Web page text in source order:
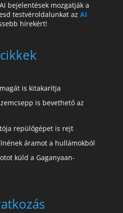
bejelentések mozgatják a
testvéroldalunkat az AI
hírekért!
is kitakarítja
is bevethető az
repülőgépet is rejt
áramot a hullámokból
küld a Gaganyaan-